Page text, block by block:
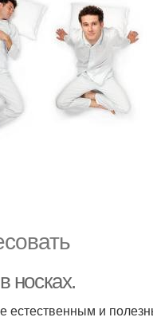
носках.
естественным и